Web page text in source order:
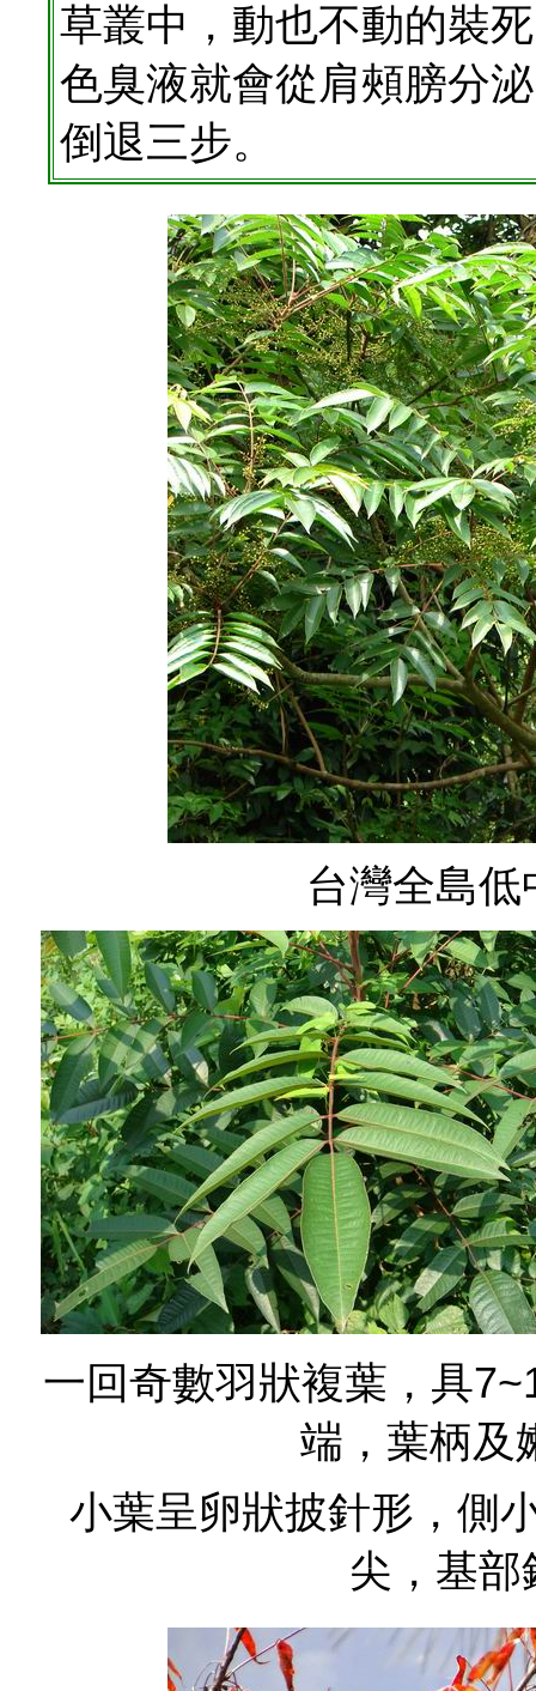
草叢中，動也不動的裝
色臭液就會從肩頰膀分
倒退三步。
台灣全島低
一回奇數羽狀複葉，具
端，葉柄及
小葉呈卵狀披針形，側
尖，基部